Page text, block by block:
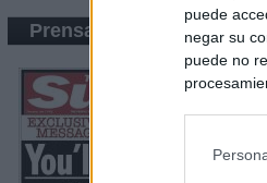
puede
negar su
puede no
Prensa Amarilla